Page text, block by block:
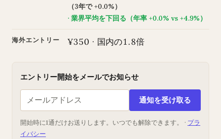
（3年で +0.0%）
· 業界平均を下回る（年率 +0.0% vs +4.9%）
海外エントリー ¥350 · 国内の1.8倍
エントリー開始をメールでお知らせ
通知を受け取る
開始時に1通だけお送りします。いつでも解除できます。 · プラ
イバシー